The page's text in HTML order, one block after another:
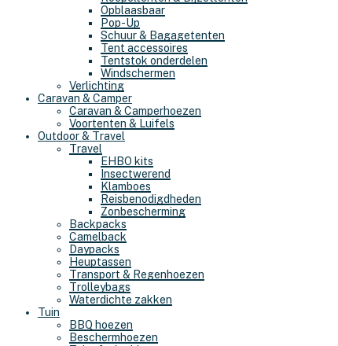
Opblaasbaar
Pop-Up
Schuur & Bagagetenten
Tent accessoires
Tentstok onderdelen
Windschermen
Verlichting
Caravan & Camper
Caravan & Camperhoezen
Voortenten & Luifels
Outdoor & Travel
Travel
EHBO kits
Insectwerend
Klamboes
Reisbenodigdheden
Zonbescherming
Backpacks
Camelback
Daypacks
Heuptassen
Transport & Regenhoezen
Trolleybags
Waterdichte zakken
Tuin
BBQ hoezen
Beschermhoezen